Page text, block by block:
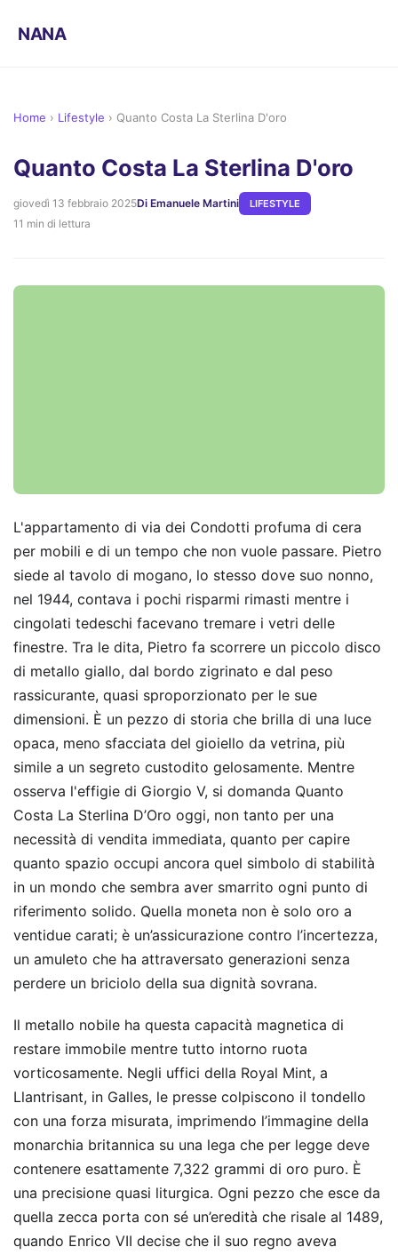
NANA
Home › Lifestyle › Quanto Costa La Sterlina D'oro
Quanto Costa La Sterlina D'oro
giovedì 13 febbraio 2025Di Emanuele Martini LIFESTYLE
11 min di lettura
L'appartamento di via dei Condotti profuma di cera
per mobili e di un tempo che non vuole passare. Pietro
siede al tavolo di mogano, lo stesso dove suo nonno,
nel 1944, contava i pochi risparmi rimasti mentre i
cingolati tedeschi facevano tremare i vetri delle
finestre. Tra le dita, Pietro fa scorrere un piccolo disco
di metallo giallo, dal bordo zigrinato e dal peso
rassicurante, quasi sproporzionato per le sue
dimensioni. È un pezzo di storia che brilla di una luce
opaca, meno sfacciata del gioiello da vetrina, più
simile a un segreto custodito gelosamente. Mentre
osserva l'effigie di Giorgio V, si domanda Quanto
Costa La Sterlina D’Oro oggi, non tanto per una
necessità di vendita immediata, quanto per capire
quanto spazio occupi ancora quel simbolo di stabilità
in un mondo che sembra aver smarrito ogni punto di
riferimento solido. Quella moneta non è solo oro a
ventidue carati; è un’assicurazione contro l’incertezza,
un amuleto che ha attraversato generazioni senza
perdere un briciolo della sua dignità sovrana.
Il metallo nobile ha questa capacità magnetica di
restare immobile mentre tutto intorno ruota
vorticosamente. Negli uffici della Royal Mint, a
Llantrisant, in Galles, le presse colpiscono il tondello
con una forza misurata, imprimendo l’immagine della
monarchia britannica su una lega che per legge deve
contenere esattamente 7,322 grammi di oro puro. È
una precisione quasi liturgica. Ogni pezzo che esce da
quella zecca porta con sé un’eredità che risale al 1489,
quando Enrico VII decise che il suo regno aveva